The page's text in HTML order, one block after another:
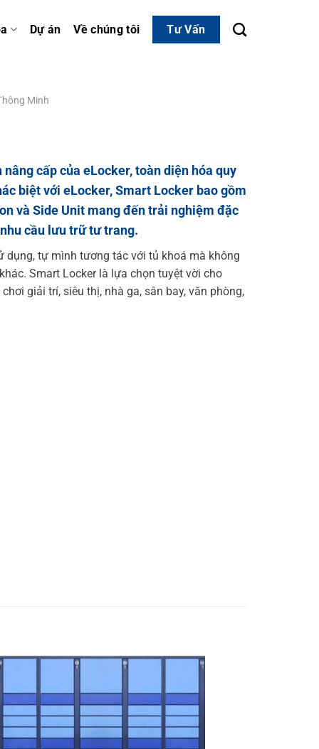
Dự án Về chúng tôi Tư Vấn
Minh
cấp của eLocker, toàn diện hóa quy
biệt với eLocker, Smart Locker bao gồm
và Side Unit mang đến trải nghiệm đặc
cầu lưu trữ tư trang.
dụng, tự mình tương tác với tủ khoá mà không
Smart Locker là lựa chọn tuyệt vời cho
giải trí, siêu thị, nhà ga, sân bay, văn phòng,